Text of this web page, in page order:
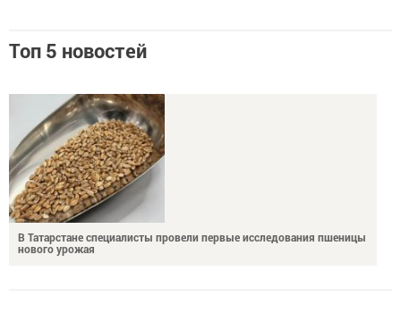
Топ 5 новостей
В Татарстане специалисты провели первые исследования пшеницы
нового урожая